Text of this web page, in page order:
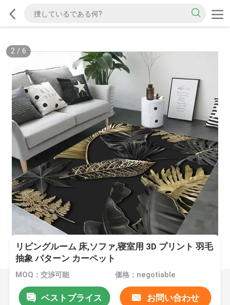
2/ 6
リビングルーム 床,ソファ,寝室用 3D プリント 羽毛
抽象 パターン カーペット
MOQ：交渉可能 価格：negotiable
ベストプライス お問い合わせ